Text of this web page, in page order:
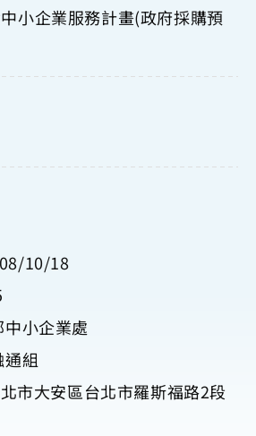
小企業服務計畫(政府採購預
10/18
小企業處
組
市大安區台北市羅斯福路2段